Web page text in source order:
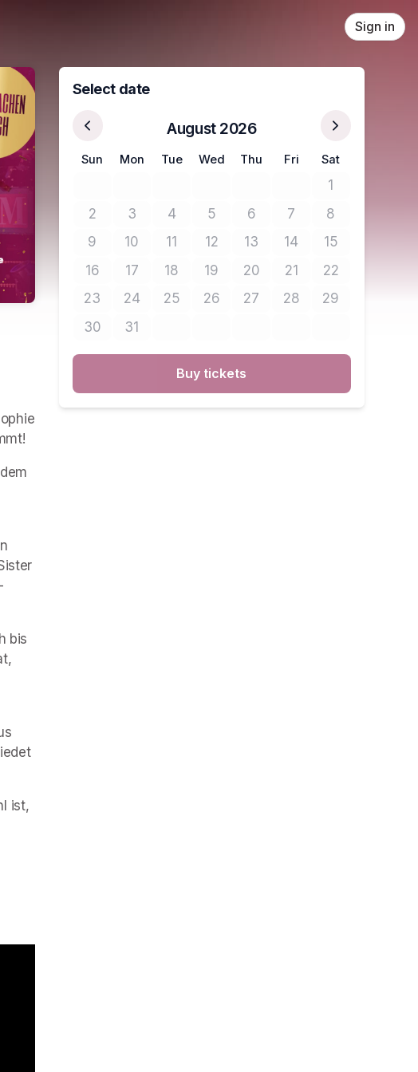
Sign in
bis
ist,
Select date
August 2026
Sun Mon Tue Wed Thu Fri Sat
1No tickets
2No tickets available
3No tickets available
4No tickets available
5No tickets available
6No tickets available
7No tickets available
8No tickets
9No tickets available
10No tickets available
11No tickets available
12No tickets available
13No tickets available
14No tickets available
15No tickets
16No tickets available
17No tickets available
18No tickets available
19No tickets available
20No tickets available
21No tickets available
22No tickets
23No tickets available
24No tickets available
25No tickets available
26No tickets available
27No tickets available
28No tickets available
29No tickets
30No tickets available
31No tickets available
Buy tickets